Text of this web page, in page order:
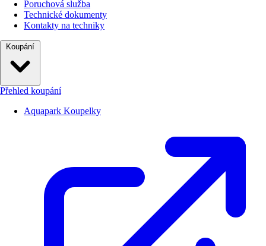
Poruchová služba
Technické dokumenty
Kontakty na techniky
Koupání
Přehled koupání
Aquapark Koupelky